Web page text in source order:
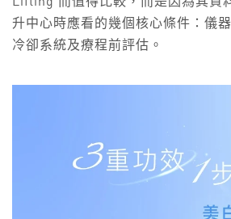
升中心時應看的幾個核心條件：儀
冷卻系統及療程前評估。